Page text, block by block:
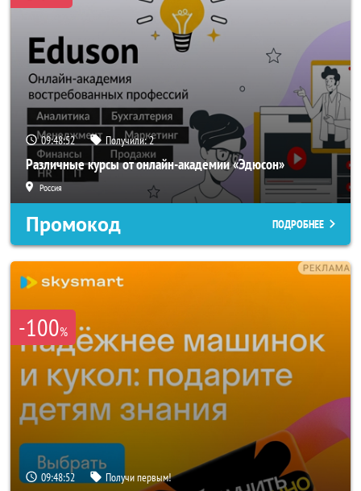
09:48:51 Получили:2
Различные курсы от онлайн-академии «Эдюсон»
Россия
Промокод ПОДРОБНЕЕ
-100%
09:48:51 Получи первым!